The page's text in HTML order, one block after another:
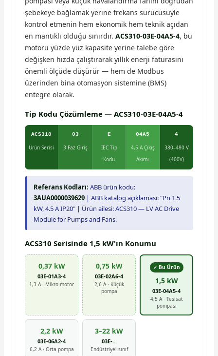
şebekeye bağlamak yerine frekans sürücüsüyle
kontrol etmenin hem ekonomik hem teknik açıdan
en mantıklı olduğu sınırdır. ACS310-03E-04A5-4, bu
motoru yüzde yüz kapasite yerine talebe göre
değişken hızda çalıştırarak yıllık enerji faturasını
önemli ölçüde düşürür — hem de Modbus
üzerinden bina otomasyon sistemine (BMS)
entegre olarak.
Tip Kodu Çözümleme — ACS310-03E-04A5-4
ACS310
Ürün Serisi
03
3 Faz Giriş
E
IEC Tip
Kodu
04A5
4,5 A Çıkış
Akımı
4
380–480 V
(400V)
Referans Kodları: ABB ürün kodu:
3AUA0000039629 | ABB katalog açıklaması: "Pn 1.5
kW, 4.5 A IP20" | Ürün ailesi: ACS310 — LV AC Drive
Module for Pumps and Fans.
ACS310 Serisinde 1,5 kW'ın Konumu
0,37 kW
03E-01A3-4
1,3 A · Mikro motor
0,75 kW
03E-02A6-4
2,6 A · Küçük
pompa
✓ Bu Ürün
1,5 kW
03E-04A5-4
4,5 A · Tesisat
pompası
2,2 kW
03E-06A2-4
6,2 A · Orta pompa
3–22 kW
03E-...
Endüstriyel sınıf